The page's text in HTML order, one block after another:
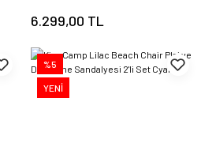
6.299,00 TL
%5
YENİ